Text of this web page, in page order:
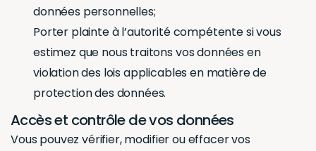
données personnelles;
Porter plainte à l’autorité compétente si vous
estimez que nous traitons vos données en
violation des lois applicables en matière de
protection des données.
Accès et contrôle de vos données
Vous pouvez vérifier, modifier ou effacer vos